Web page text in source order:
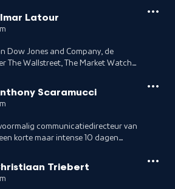
van de Twin Towers van het
is Williams geestelijke in
in de Swingstate North
Latour
Dow Jones and Company, de
The Wallstreet, The Market Watch
5500 mensen. Het
men hun verschillende publicaties
een gesprek over het succes van
van onafhankelijke journalistiek
druk staat.
Scaramucci
communicatiedirecteur van
korte maar intense 10 dagen
Trumps vaak controversiële
ontsloeg Trump hem. Sindsdien
criticus van Trump
Triebert